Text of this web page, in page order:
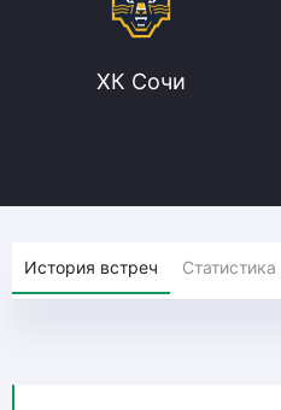
ХК Сочи
История встреч